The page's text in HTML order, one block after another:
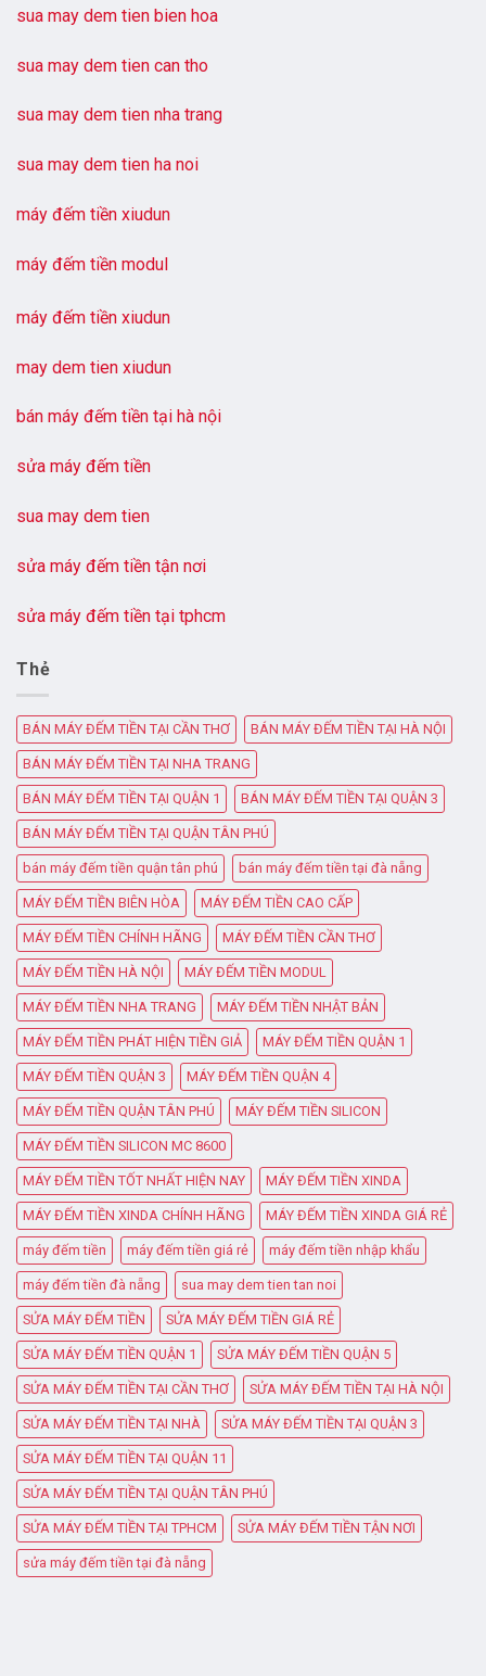
sua may dem tien bien hoa
sua may dem tien can tho
sua may dem tien nha trang
sua may dem tien ha noi
máy đếm tiền xiudun
máy đếm tiền modul
máy đếm tiền xiudun
may dem tien xiudun
bán máy đếm tiền tại hà nội
sửa máy đếm tiền
sua may dem tien
sửa máy đếm tiền tận nơi
sửa máy đếm tiền tại tphcm
Thẻ
BÁN MÁY ĐẾM TIỀN TẠI CẦN THƠ BÁN MÁY ĐẾM TIỀN TẠI HÀ NỘI
BÁN MÁY ĐẾM TIỀN TẠI NHA TRANG
BÁN MÁY ĐẾM TIỀN TẠI QUẬN 1 BÁN MÁY ĐẾM TIỀN TẠI QUẬN 3
BÁN MÁY ĐẾM TIỀN TẠI QUẬN TÂN PHÚ
bán máy đếm tiền quận tân phú bán máy đếm tiền tại đà nẵng
MÁY ĐẾM TIỀN BIÊN HÒA MÁY ĐẾM TIỀN CAO CẤP
MÁY ĐẾM TIỀN CHÍNH HÃNG MÁY ĐẾM TIỀN CẦN THƠ
MÁY ĐẾM TIỀN HÀ NỘI MÁY ĐẾM TIỀN MODUL
MÁY ĐẾM TIỀN NHA TRANG MÁY ĐẾM TIỀN NHẬT BẢN
MÁY ĐẾM TIỀN PHÁT HIỆN TIỀN GIẢ MÁY ĐẾM TIỀN QUẬN 1
MÁY ĐẾM TIỀN QUẬN 3 MÁY ĐẾM TIỀN QUẬN 4
MÁY ĐẾM TIỀN QUẬN TÂN PHÚ MÁY ĐẾM TIỀN SILICON
MÁY ĐẾM TIỀN SILICON MC 8600
MÁY ĐẾM TIỀN TỐT NHẤT HIỆN NAY MÁY ĐẾM TIỀN XINDA
MÁY ĐẾM TIỀN XINDA CHÍNH HÃNG MÁY ĐẾM TIỀN XINDA GIÁ RẺ
máy đếm tiền máy đếm tiền giá rẻ máy đếm tiền nhập khẩu
máy đếm tiền đà nẵng sua may dem tien tan noi
SỬA MÁY ĐẾM TIỀN SỬA MÁY ĐẾM TIỀN GIÁ RẺ
SỬA MÁY ĐẾM TIỀN QUẬN 1 SỬA MÁY ĐẾM TIỀN QUẬN 5
SỬA MÁY ĐẾM TIỀN TẠI CẦN THƠ SỬA MÁY ĐẾM TIỀN TẠI HÀ NỘI
SỬA MÁY ĐẾM TIỀN TẠI NHÀ SỬA MÁY ĐẾM TIỀN TẠI QUẬN 3
SỬA MÁY ĐẾM TIỀN TẠI QUẬN 11
SỬA MÁY ĐẾM TIỀN TẠI QUẬN TÂN PHÚ
SỬA MÁY ĐẾM TIỀN TẠI TPHCM SỬA MÁY ĐẾM TIỀN TẬN NƠI
sửa máy đếm tiền tại đà nẵng